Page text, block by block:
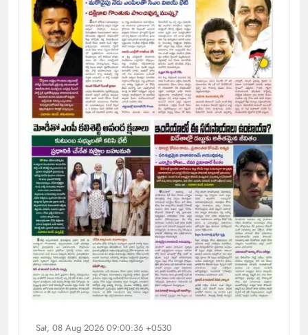
Sat, 08 Aug 2026 09:00:36 +0530